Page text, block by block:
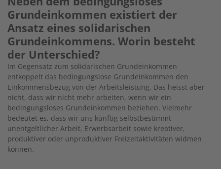
Grundeinkommen existiert der
Ansatz eines solidarischen
Grundeinkommens. Worin besteht
der Unterschied?
Im Gegensatz zum solidarischen Grundeinkommen
entkoppelt das bedingungslose Grundeinkommen den
Einkommensbezug von der Arbeitsleistung. Das heisst aber
nicht, dass wir nicht mehr arbeiten, wenn wir ein
bedingungsloses Grundeinkommen beziehen. Vielmehr
bedeutet es, dass wir uns künftig selbstbestimmt
unentgeltlicher Arbeit, Erwerbsarbeit sowie kreativer,
produktiver oder unproduktiver Freizeitaktivitäten widmen
können.